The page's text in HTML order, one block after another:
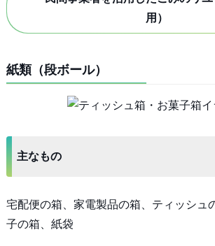
用）
紙類（段ボール）
主なもの
宅配便の箱、家電製品の箱、ティッシュ
子の箱、紙袋